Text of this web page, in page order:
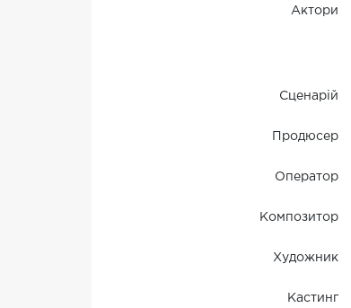
Актори
Сценарій
Продюсер
Оператор
Композитор
Художник
Кастинг